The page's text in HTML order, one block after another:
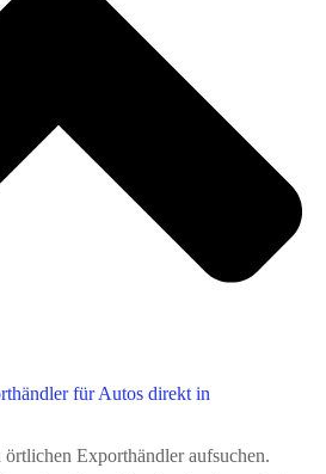
für Autos direkt in
Exporthändler aufsuchen.